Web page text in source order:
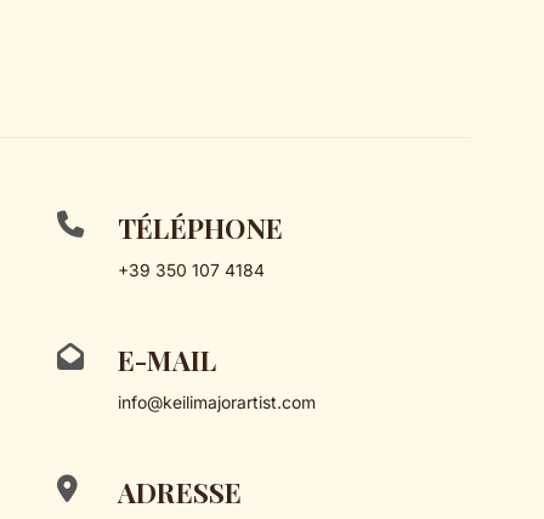
ADRESSE
E-MAIL
info@keilimajorartist.com
TÉLÉPHONE
+39 350 107 4184